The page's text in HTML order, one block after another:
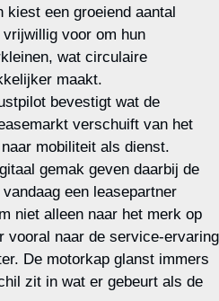
kiest een groeiend aantal
vrijwillig voor om hun
wat circulaire
maakt.
bevestigt wat de
verschuift van het
mobiliteit als dienst.
gemak geven daarbij de
een leasepartner
niet alleen naar het merk op
vooral naar de service‑ervaring
De motorkap glanst immers
zit in wat er gebeurt als de